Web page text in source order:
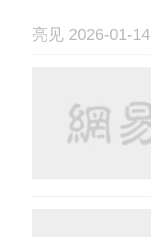
亮见 2026-01-14